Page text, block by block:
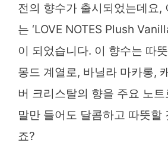
전의 향수가 출시되었는데요,
는 ‘LOVE NOTES Plush
이 되었습니다. 이 향수는 따
몽드 계열로, 바닐라 마카롱,
버 크리스탈의 향을 주요 노
말만 들어도 달콤하고 따뜻할
죠?